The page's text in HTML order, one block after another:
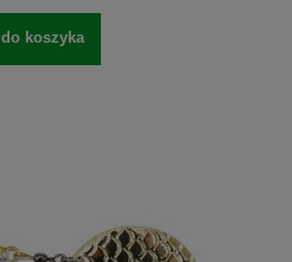
do koszyka